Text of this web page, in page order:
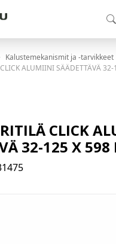
Kalustemekanismit ja -tarvikkeet
ALUMIINI SÄÄDETTÄVÄ
CLICK
32-125 X